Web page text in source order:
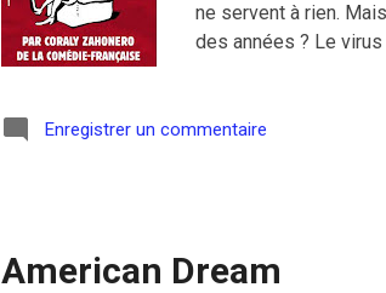
ne servent à rien.
des années ? Le
Enregistrer un commentaire
American Dream